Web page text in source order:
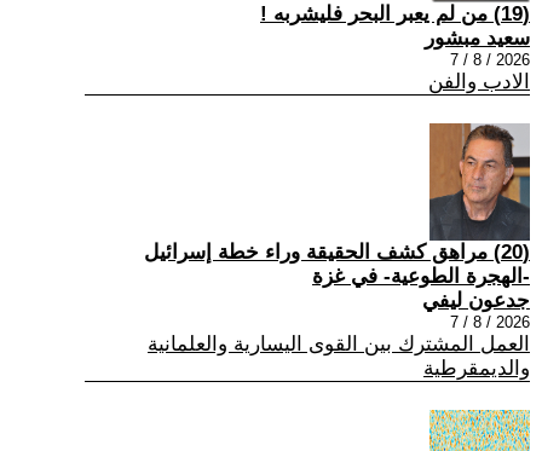
(19) من لم يعبر البحر فليشربه !
سعيد مبشور
2026 / 8 / 7
الادب والفن
(20) مراهق كشف الحقيقة وراء خطة إسرائيل
-الهجرة الطوعية- في غزة
جدعون ليفي
2026 / 8 / 7
العمل المشترك بين القوى اليسارية والعلمانية
والديمقرطية